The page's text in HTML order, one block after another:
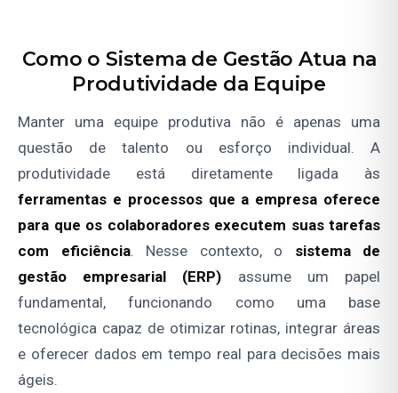
Como o Sistema de Gestão Atua na
Produtividade da Equipe
Manter uma equipe produtiva não é apenas uma
questão de talento ou esforço individual. A
produtividade está diretamente ligada às
ferramentas e processos que a empresa oferece
para que os colaboradores executem suas tarefas
com eficiência. Nesse contexto, o sistema de
gestão empresarial (ERP) assume um papel
fundamental, funcionando como uma base
tecnológica capaz de otimizar rotinas, integrar áreas
e oferecer dados em tempo real para decisões mais
ágeis.